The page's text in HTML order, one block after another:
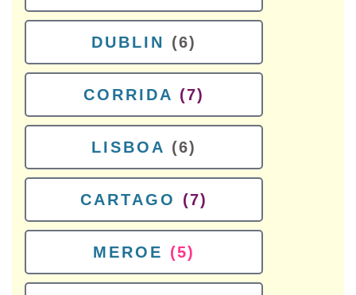
DUBLIN (6)
CORRIDA (7)
LISBOA (6)
CARTAGO (7)
MEROE (5)